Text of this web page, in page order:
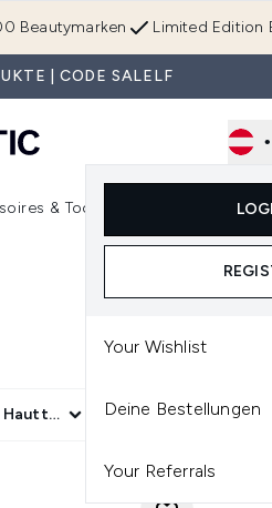
Limited Edition
Beautymarken
| CODE SALELF
•
Your Wishlist
Deine Bestellungen
Your Referrals
Anmelden (Hautpflege)
Untermenü Anmelden (Haare)
& Tools Im